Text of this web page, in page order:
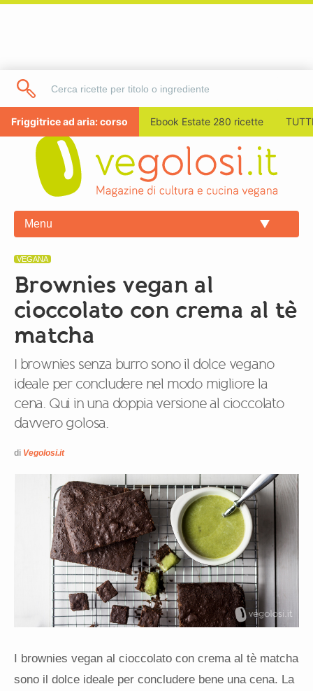
Friggitrice ad aria: corso Ebook Estate 280 ricette
Menu
VEGANA
Brownies vegan al
cioccolato con crema al tè
matcha
I brownies senza burro sono il dolce vegano
ideale per concludere nel modo migliore la
cena. Qui in una doppia versione al cioccolato
davvero golosa.
di Vegolosi.it
I brownies vegan al cioccolato con crema al tè matcha
sono il dolce ideale per concludere bene una cena. La